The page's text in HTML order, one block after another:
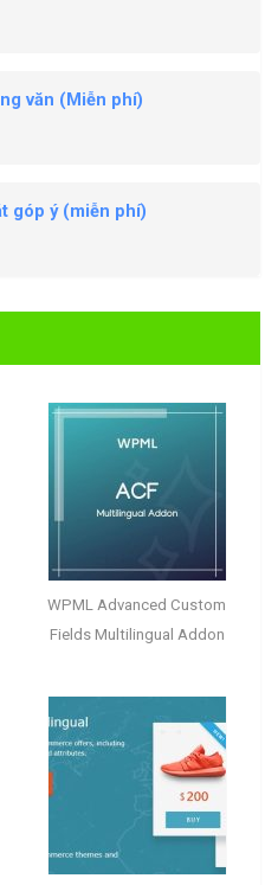
văn (Miễn phí)
góp ý (miễn phí)
WPML Advanced Custom
Fields Multilingual Addon